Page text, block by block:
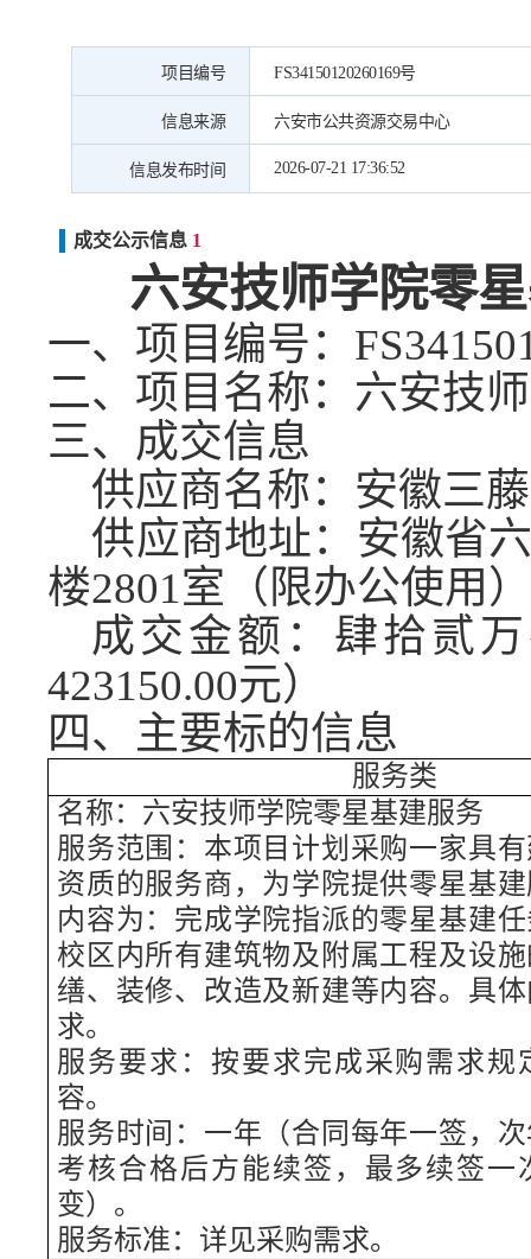
项目编号 FS34150120260169号
信息来源 六安市公共资源交易中心
信息发布时间 2026-07-21 17:36:52
成交公示信息 1
六安技师学院零
一、项目编号：
二、项目名称： 六安技
三、成交信息
供应商名称：安徽三
供应商地址：安徽省
楼2801室（限办公使用）
成交金额： 肆拾贰
423150.00元）
四、主要标的信息
服务类
名称：六安技师学院零星基建服务
服务范围：本项目计划采购一家具
资质的服务商，为学院提供零星基
内容为：完成学院指派的零星基建
校区内所有建筑物及附属工程及设
缮、装修、改造及新建等内容。具
求。
服务要求：按要求完成采购需求规
容。
服务时间：一年（合同每年一签，
考核合格后方能续签，最多续签一
变）。
服务标准：详见采购需求。